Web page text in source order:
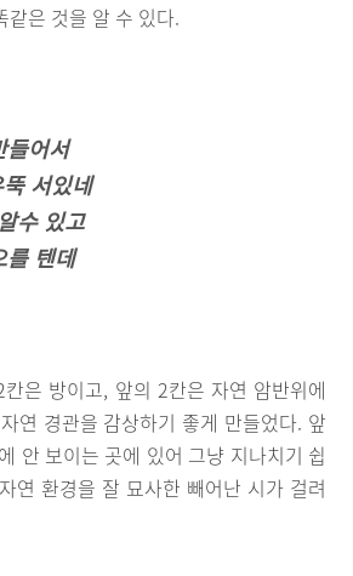
같은 것을 알 수 있다.
들어서
서있네
수 있고
를 텐데
은 방이고, 앞의 2칸은 자연 암반위에
연 경관을 감상하기 좋게 만들었다. 앞
안 보이는 곳에 있어 그냥 지나치기 쉽
연 환경을 잘 묘사한 빼어난 시가 걸려